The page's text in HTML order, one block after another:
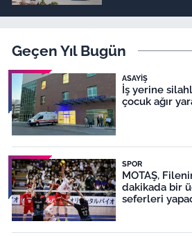
Geçen Yıl Bugün
ASAYIŞ
İş yerine
çocuk ağır
SPOR
MOTAŞ,
dakikada bir
seferleri